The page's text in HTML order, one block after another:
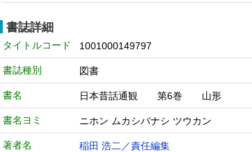
書誌詳細
タイトルコード 1001000149797
書誌種別 図書
書名 日本昔話通観 第6巻 山形
書名ヨミ ニホン ムカシバナシ ツウカン
著者名 稲田 浩二／責任編集